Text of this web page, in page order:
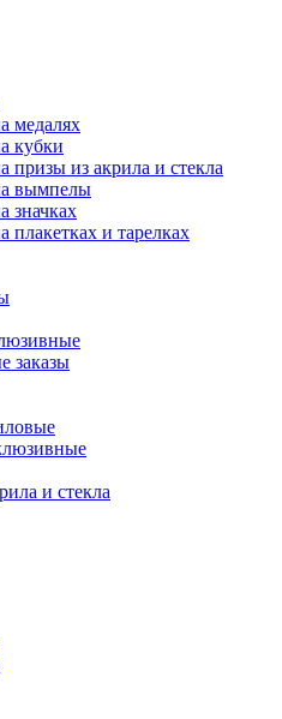
медалях
кубки
призы из акрила и стекла
вымпелы
значках
плакетках и тарелках
заказы
и стекла